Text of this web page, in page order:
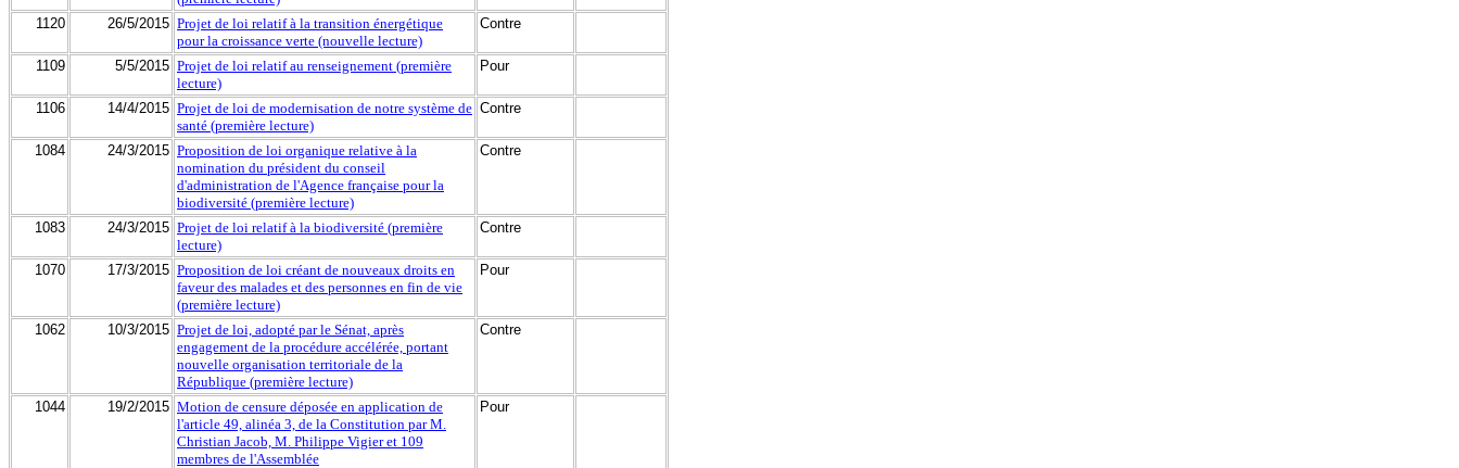
1120 26/5/2015 Projet de loi relatif à la transition énergétique
pour la croissance verte (nouvelle lecture)
Contre
1109 5/5/2015 Projet de loi relatif au renseignement (première
lecture)
Pour
1106 14/4/2015 Projet de loi de modernisation de notre système de
santé (première lecture)
Contre
1084 24/3/2015 Proposition de loi organique relative à la
nomination du président du conseil
d'administration de l'Agence française pour la
biodiversité (première lecture)
Contre
1083 24/3/2015 Projet de loi relatif à la biodiversité (première
lecture)
Contre
1070 17/3/2015 Proposition de loi créant de nouveaux droits en
faveur des malades et des personnes en fin de vie
(première lecture)
Pour
1062 10/3/2015 Projet de loi, adopté par le Sénat, après
engagement de la procédure accélérée, portant
nouvelle organisation territoriale de la
République (première lecture)
Contre
1044 19/2/2015 Motion de censure déposée en application de
l'article 49, alinéa 3, de la Constitution par M.
Christian Jacob, M. Philippe Vigier et 109
membres de l'Assemblée
Pour